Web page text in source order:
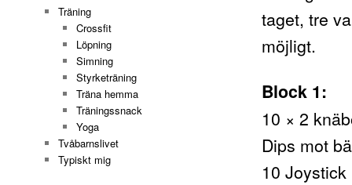
taget, tre
möjligt.
Block 1:
10 × 2
Dips mot
10
Träning
Crossfit
Löpning
Simning
Styrketräning
Träna hemma
Träningssnack
Yoga
Tvåbarnslivet
Typiskt mig